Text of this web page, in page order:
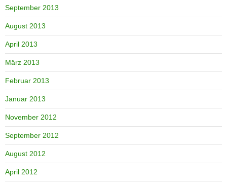
September 2013
August 2013
April 2013
März 2013
Februar 2013
Januar 2013
November 2012
September 2012
August 2012
April 2012